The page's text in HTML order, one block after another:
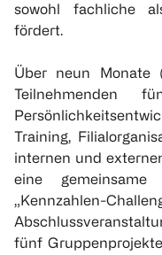
sowohl fachliche
fördert.
Über neun Monate
Teilnehmenden
Training,
internen und
eine
„Kennzahlen-
fünf